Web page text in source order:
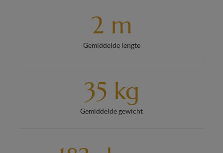
2 m
Gemiddelde lengte
35 kg
Gemiddelde gewicht